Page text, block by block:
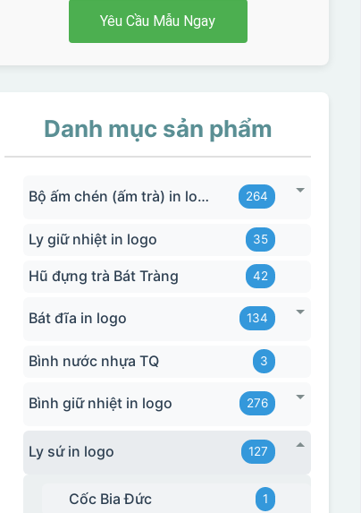
Yêu Cầu Mẫu Ngay
Danh mục sản phẩm
Bộ ấm chén (ấm trà) in logo 264
Ly giữ nhiệt in logo 35
Hũ đựng trà Bát Tràng 42
Bát đĩa in logo 134
Bình nước nhựa TQ 3
Bình giữ nhiệt in logo 276
Ly sứ in logo 127
Cốc Bia Đức 1